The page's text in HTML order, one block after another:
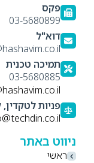
ניווט באתר
ראשי
פקס
03-5680899
דוא"ל
תמיכה טכנית
03-5680885
פניות